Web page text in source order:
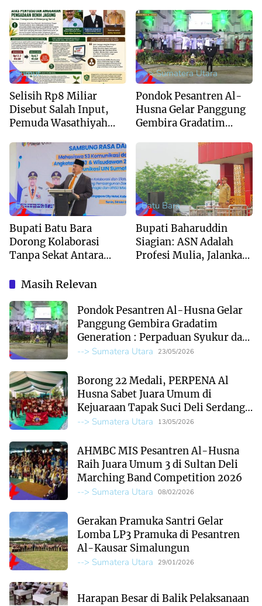
Kejar Nilai Akademik
Sumut
Selisih Rp8 Miliar
Disebut Salah Input,
Pemuda Wasathiyah
Copot Kadis dan Sekdis
Distanpang Sumut
--> Sumatera Utara
Pondok Pesantren Al-
Husna Gelar Panggung
Gembira Gradatim
Syukur dan Kreativitas
Santri
Batu Bara
Bupati Batu Bara
Dorong Kolaborasi
Tanpa Sekat Antara
Akademisi UINSU
Batu Bara
Bupati Baharuddin
Siagian: ASN Adalah
Profesi Mulia, Jalankan
Masih Relevan
Pondok Pesantren Al-Husna Gelar
Panggung Gembira Gradatim
Generation : Perpaduan Syukur dan
Kreativitas Santri
--> Sumatera Utara 23/05/2026
Borong 22 Medali, PERPENA Al
Husna Sabet Juara Umum di
Kejuaraan Tapak Suci Deli Serdang
2026
--> Sumatera Utara 13/05/2026
AHMBC MIS Pesantren Al-Husna
Raih Juara Umum 3 di Sultan Deli
Marching Band Competition 2026
--> Sumatera Utara 08/02/2026
Gerakan Pramuka Santri Gelar
Lomba LP3 Pramuka di Pesantren
Al-Kausar Simalungun
--> Sumatera Utara 29/01/2026
Harapan Besar di Balik Pelaksanaan